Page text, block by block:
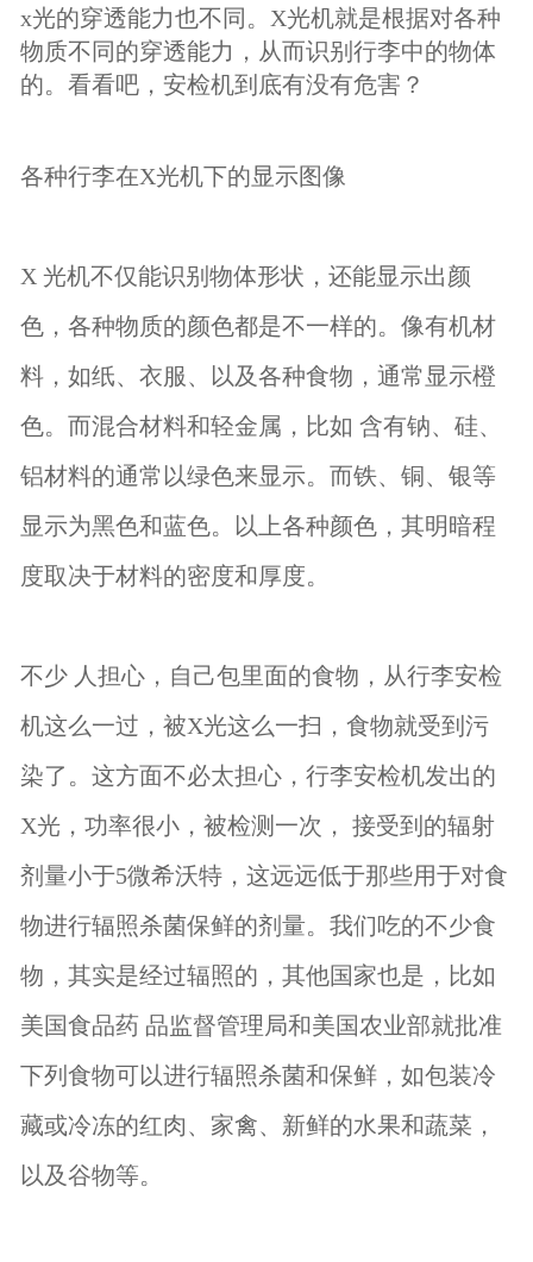
x光的穿透能力也不同。X光机就是根据对各种
物质不同的穿透能力，从而识别行李中的物体
的。看看吧，安检机到底有没有危害？
各种行李在X光机下的显示图像
X 光机不仅能识别物体形状，还能显示出颜
色，各种物质的颜色都是不一样的。像有机材
料，如纸、衣服、以及各种食物，通常显示橙
色。而混合材料和轻金属，比如 含有钠、硅、
铝材料的通常以绿色来显示。而铁、铜、银等
显示为黑色和蓝色。以上各种颜色，其明暗程
度取决于材料的密度和厚度。
不少 人担心，自己包里面的食物，从行李安检
机这么一过，被X光这么一扫，食物就受到污
染了。这方面不必太担心，行李安检机发出的
X光，功率很小，被检测一次， 接受到的辐射
剂量小于5微希沃特，这远远低于那些用于对食
物进行辐照杀菌保鲜的剂量。我们吃的不少食
物，其实是经过辐照的，其他国家也是，比如
美国食品药 品监督管理局和美国农业部就批准
下列食物可以进行辐照杀菌和保鲜，如包装冷
藏或冷冻的红肉、家禽、新鲜的水果和蔬菜，
以及谷物等。